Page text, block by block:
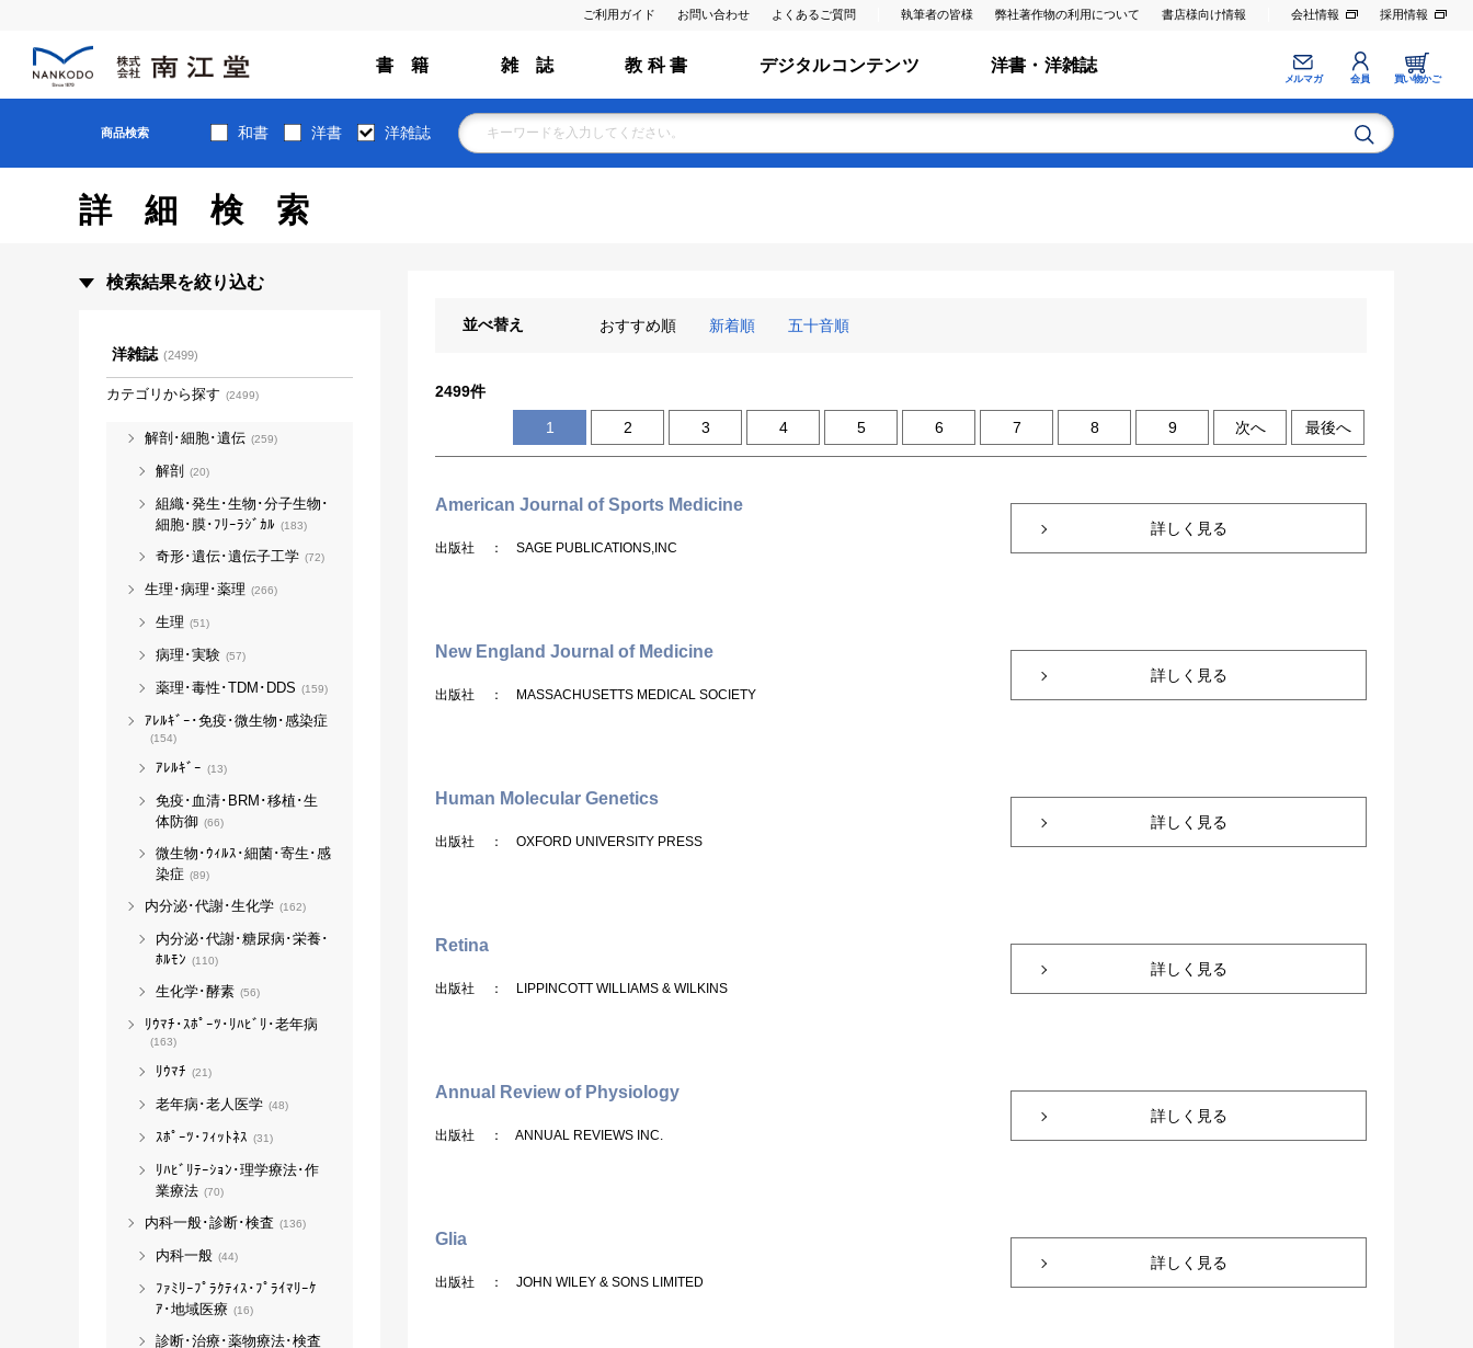
ご利用ガイド お問い合わせ よくあるご質問 執筆者の皆様 弊社著作物の利用について 書店様向け情報 会社情報 採用情報
書 籍 雑 誌 教 科 書 デジタルコンテンツ 洋書・洋雑誌
メルマガ 会員 買い物かご
商品検索 和書 洋書 洋雑誌
詳細検索
並べ替え おすすめ順 新着順 五十音順
2499件
1 2 3 4 5 6 7 8 9 次へ 最後へ
American Journal of Sports Medicine
出版社 ： SAGE PUBLICATIONS,INC
詳しく見る
New England Journal of Medicine
出版社 ： MASSACHUSETTS MEDICAL SOCIETY
詳しく見る
Human Molecular Genetics
出版社 ： OXFORD UNIVERSITY PRESS
詳しく見る
Retina
出版社 ： LIPPINCOTT WILLIAMS & WILKINS
詳しく見る
Annual Review of Physiology
出版社 ： ANNUAL REVIEWS INC.
詳しく見る
Glia
出版社 ： JOHN WILEY & SONS LIMITED
詳しく見る
検索結果を絞り込む
洋雑誌 (2499)
カテゴリから探す (2499)
解剖･細胞･遺伝 (259)
解剖 (20)
組織･発生･生物･分子生物･
細胞･膜･ﾌﾘｰﾗｼﾞｶﾙ (183)
奇形･遺伝･遺伝子工学 (72)
生理･病理･薬理 (266)
生理 (51)
病理･実験 (57)
薬理･毒性･TDM･DDS (159)
ｱﾚﾙｷﾞｰ･免疫･微生物･感染症
(154)
ｱﾚﾙｷﾞｰ (13)
免疫･血清･BRM･移植･生
体防御 (66)
微生物･ｳｨﾙｽ･細菌･寄生･感
染症 (89)
内分泌･代謝･生化学 (162)
内分泌･代謝･糖尿病･栄養･
ﾎﾙﾓﾝ (110)
生化学･酵素 (56)
ﾘｳﾏﾁ･ｽﾎﾟｰﾂ･ﾘﾊﾋﾞﾘ･老年病
(163)
ﾘｳﾏﾁ (21)
老年病･老人医学 (48)
ｽﾎﾟｰﾂ･ﾌｨｯﾄﾈｽ (31)
ﾘﾊﾋﾞﾘﾃｰｼｮﾝ･理学療法･作
業療法 (70)
内科一般･診断･検査 (136)
内科一般 (44)
ﾌｧﾐﾘｰﾌﾟﾗｸﾃｨｽ･ﾌﾟﾗｲﾏﾘｰｹ
ｱ･地域医療 (16)
診断･治療･薬物療法･検査